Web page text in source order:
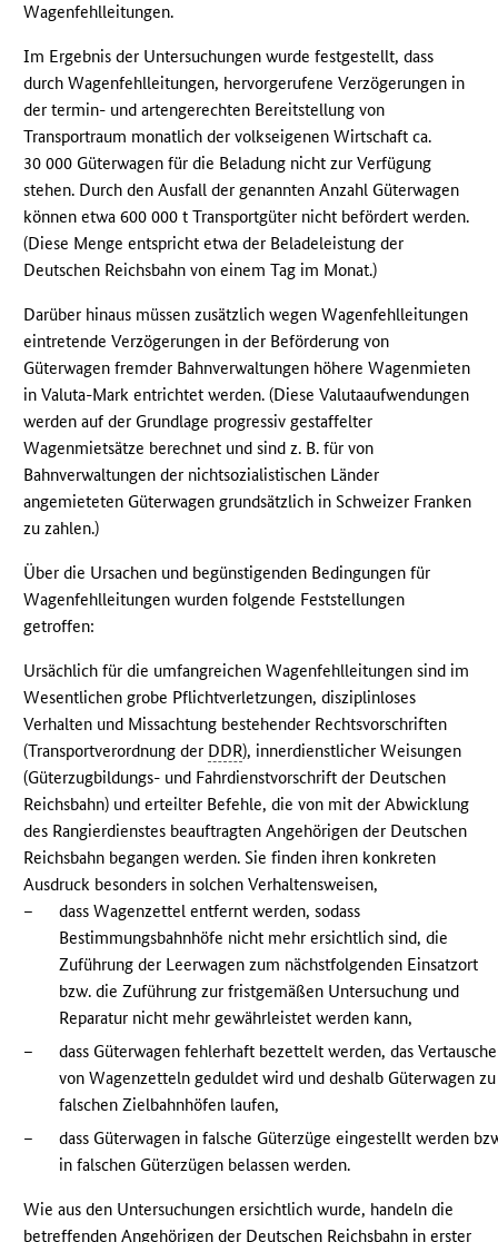
Wagenfehlleitungen.
Im Ergebnis der Untersuchungen wurde festgestellt, dass
durch Wagenfehlleitungen, hervorgerufene Verzögerungen in
der termin- und artengerechten Bereitstellung von
Transportraum monatlich der volkseigenen Wirtschaft ca.
30 000 Güterwagen für die Beladung nicht zur Verfügung
stehen. Durch den Ausfall der genannten Anzahl Güterwagen
können etwa 600 000 t Transportgüter nicht befördert werden.
(Diese Menge entspricht etwa der Beladeleistung der
Deutschen Reichsbahn von einem Tag im Monat.)
Darüber hinaus müssen zusätzlich wegen Wagenfehlleitungen
eintretende Verzögerungen in der Beförderung von
Güterwagen fremder Bahnverwaltungen höhere Wagenmieten
in Valuta-Mark entrichtet werden. (Diese Valutaaufwendungen
werden auf der Grundlage progressiv gestaffelter
Wagenmietsätze berechnet und sind z. B. für von
Bahnverwaltungen der nichtsozialistischen Länder
angemieteten Güterwagen grundsätzlich in Schweizer Franken
zu zahlen.)
Über die Ursachen und begünstigenden Bedingungen für
Wagenfehlleitungen wurden folgende Feststellungen
getroffen:
Ursächlich für die umfangreichen Wagenfehlleitungen sind im
Wesentlichen grobe Pflichtverletzungen, disziplinloses
Verhalten und Missachtung bestehender Rechtsvorschriften
(Transportverordnung der DDR), innerdienstlicher Weisungen
(Güterzugbildungs- und Fahrdienstvorschrift der Deutschen
Reichsbahn) und erteilter Befehle, die von mit der Abwicklung
des Rangierdienstes beauftragten Angehörigen der Deutschen
Reichsbahn begangen werden. Sie finden ihren konkreten
Ausdruck besonders in solchen Verhaltensweisen,
–
dass Wagenzettel entfernt werden, sodass
Bestimmungsbahnhöfe nicht mehr ersichtlich sind, die
Zuführung der Leerwagen zum nächstfolgenden Einsatzort
bzw. die Zuführung zur fristgemäßen Untersuchung und
Reparatur nicht mehr gewährleistet werden kann,
–
dass Güterwagen fehlerhaft bezettelt werden, das
von Wagenzetteln geduldet wird und deshalb Güterwagen zu
falschen Zielbahnhöfen laufen,
–
dass Güterwagen in falsche Güterzüge eingestellt werden
in falschen Güterzügen belassen werden.
Wie aus den Untersuchungen ersichtlich wurde, handeln die
betreffenden Angehörigen der Deutschen Reichsbahn in erster